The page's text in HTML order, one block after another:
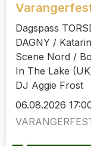
Dagspass
DAGNY /
Scene Nord /
In The Lake
DJ Aggie Frost
06.08.2026